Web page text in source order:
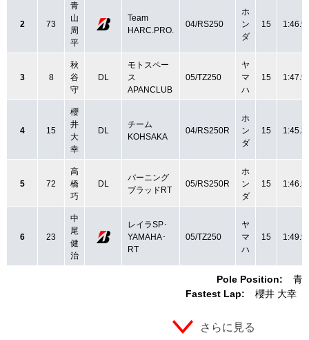
Pole Position:
青
Fastest Lap:
櫻井 大幸
2 73
青
山
周
平
Team
HARC.PRO.
04/RS250
ホ
ン
ダ
15
3 8
秋
谷
守
DL
モトスペー
ス
APANCLUB
05/TZ250
ヤ
マ
ハ
15
4 15
櫻
井
大
幸
DL
チーム
KOHSAKA
04/RS250R
ホ
ン
ダ
15
5 72
高
橋
巧
DL
バーニング
ブラッドRT
05/RS250R
ホ
ン
ダ
15
6 23
中
尾
健
治
レイラSP･
YAMAHA･
RT
05/TZ250
ヤ
マ
ハ
15
さらに見る